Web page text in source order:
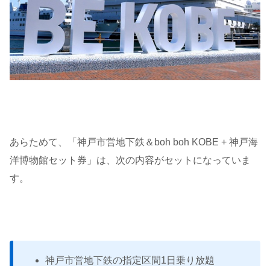
あらためて、「神戸市営地下鉄＆boh boh KOBE + 神戸海
洋博物館セット券」は、次の内容がセットになっていま
す。
神戸市営地下鉄の指定区間1日乗り放題